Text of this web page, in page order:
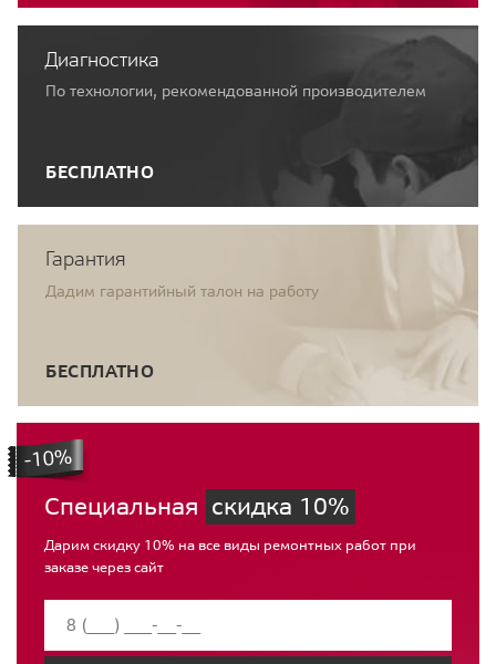
Диагностика
По технологии, рекомендованной производителем
БЕСПЛАТНО
Гарантия
Дадим гарантийный талон на работу
БЕСПЛАТНО
Специальная скидка 10%
Дарим скидку 10% на все виды ремонтных работ при
заказе через сайт